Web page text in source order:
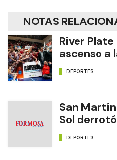
NOTAS
River
ascenso a
DEPORTES
San
Sol
DEPORTES